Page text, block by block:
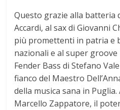
Questo grazie alla batteria
Accardi, al sax di Giovanni
più promettenti in patria e
nazionali e al super
Fender Bass di Stefano
fianco del Maestro
della musica sana in
Marcello Zappatore, il